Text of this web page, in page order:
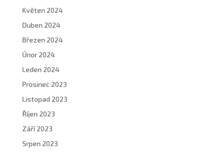
Květen 2024
Duben 2024
Březen 2024
Únor 2024
Leden 2024
Prosinec 2023
Listopad 2023
Říjen 2023
Září 2023
Srpen 2023